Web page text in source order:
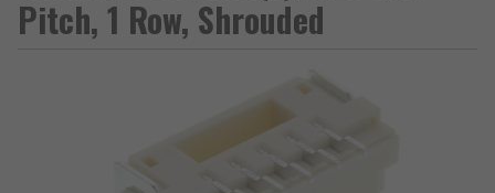
Pitch, 1 Row, Shrouded